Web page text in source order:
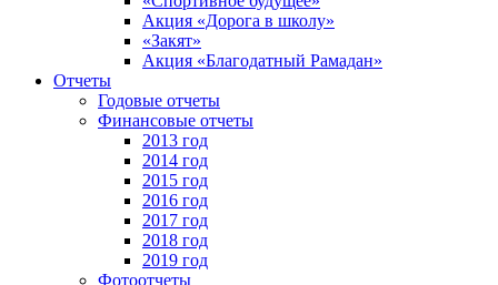
Акция «Дорога в школу»
«Закят»
Акция «Благодатный Рамадан»
Отчеты
Годовые отчеты
Финансовые отчеты
2013 год
2014 год
2015 год
2016 год
2017 год
2018 год
2019 год
Фотоотчеты